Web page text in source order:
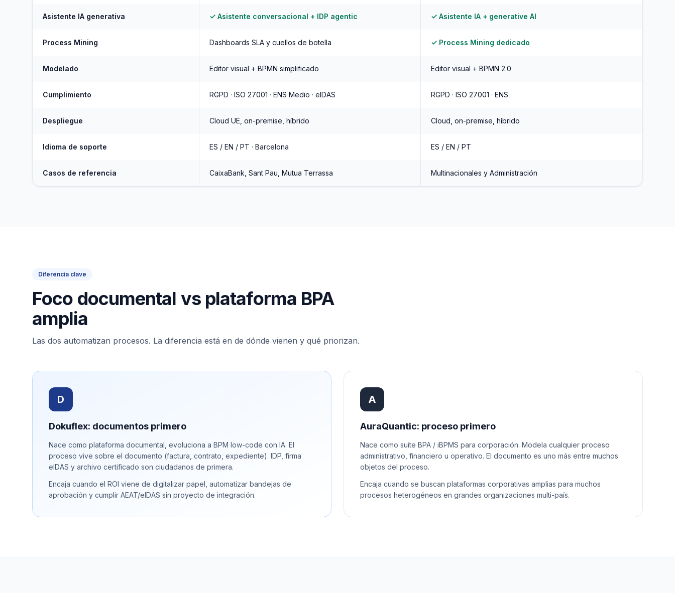
Asistente IA generativa ✓ Asistente conversacional + IDP agentic ✓ Asistente IA + generative AI
Process Mining Dashboards SLA y cuellos de botella ✓ Process Mining dedicado
Modelado Editor visual + BPMN simplificado Editor visual + BPMN 2.0
Cumplimiento RGPD · ISO 27001 · ENS Medio · eIDAS RGPD · ISO 27001 · ENS
Despliegue Cloud UE, on-premise, híbrido Cloud, on-premise, híbrido
Idioma de soporte ES / EN / PT · Barcelona ES / EN / PT
Casos de referencia CaixaBank, Sant Pau, Mutua Terrassa Multinacionales y Administración
Diferencia clave
Foco documental vs plataforma BPA
amplia
Las dos automatizan procesos. La diferencia está en de dónde vienen y qué priorizan.
D
Dokuflex: documentos primero
Nace como plataforma documental, evoluciona a BPM low-code con IA. El
proceso vive sobre el documento (factura, contrato, expediente). IDP, firma
eIDAS y archivo certificado son ciudadanos de primera.
Encaja cuando el ROI viene de digitalizar papel, automatizar bandejas de
aprobación y cumplir AEAT/eIDAS sin proyecto de integración.
A
AuraQuantic: proceso primero
Nace como suite BPA / iBPMS para corporación. Modela cualquier proceso
administrativo, financiero u operativo. El documento es uno más entre muchos
objetos del proceso.
Encaja cuando se buscan plataformas corporativas amplias para muchos
procesos heterogéneos en grandes organizaciones multi-país.